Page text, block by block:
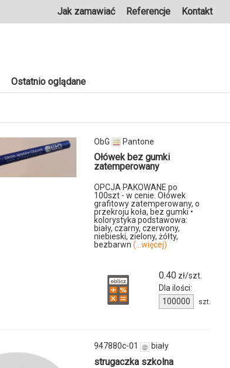
Jak zamawiać Referencje Kontakt
Ostatnio oglądane
ObG Pantone
Ołówek bez gumki
zatemperowany
OPCJA PAKOWANE po
100szt - w cenie. Ołówek
grafitowy zatemperowany, o
przekroju koła, bez gumki •
kolorystyka podstawowa:
biały, czarny, czerwony,
niebieski, zielony, żółty,
bezbarwn (...więcej)
0.40 zł/szt.
Dla ilości:
Ilość
produktu
szt.
947880c-01 biały
strugaczka szkolna